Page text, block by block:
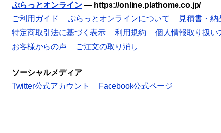
ぷらっとオンライン — https://online.plathome.co.jp/
ご利用ガイド
ぷらっとオンラインについて 見積書・納
特定商取引法に基づく表示
利用規約 個人情報取り扱い
お客様からの声
ご注文の取り消し
ソーシャルメディア
Twitter公式アカウント
Facebook公式ページ